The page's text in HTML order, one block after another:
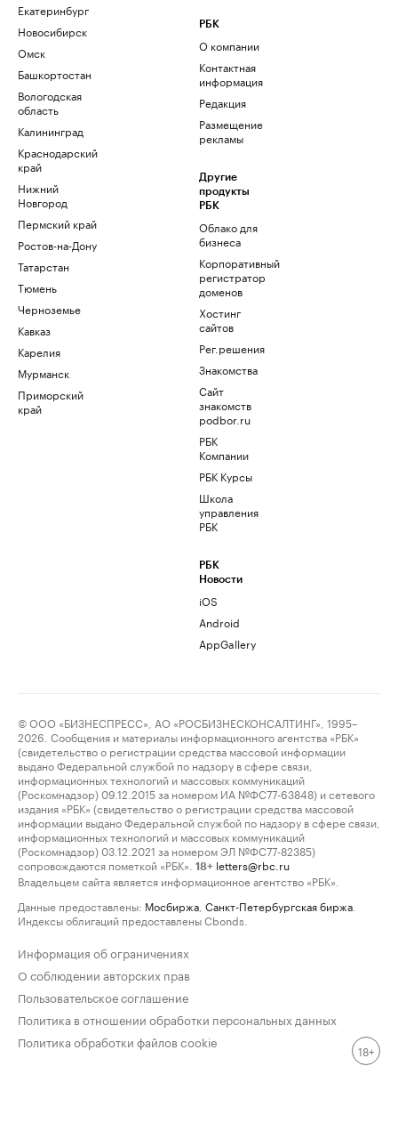
Екатеринбург
Новосибирск
Омск
Башкортостан
Вологодская
область
Калининград
Краснодарский
край
Нижний
Новгород
Пермский край
Ростов-на-Дону
Татарстан
Тюмень
Черноземье
Кавказ
Карелия
Мурманск
Приморский
край
РБК
О компании
Контактная
информация
Редакция
Размещение
рекламы
Другие
продукты
РБК
Облако для
бизнеса
Корпоративный
регистратор
доменов
Хостинг
сайтов
Рег.решения
Знакомства
Сайт
знакомств
podbor.ru
РБК
Компании
РБК Курсы
Школа
управления
РБК
РБК
Новости
iOS
Android
AppGallery
© ООО «БИЗНЕСПРЕСС», АО «РОСБИЗНЕСКОНСАЛТИНГ», 1995–
2026. Сообщения и материалы информационного агентства «РБК»
(свидетельство о регистрации средства массовой информации
выдано Федеральной службой по надзору в сфере связи,
информационных технологий и массовых коммуникаций
(Роскомнадзор) 09.12.2015 за номером ИА №ФС77-63848) и сетевого
издания «РБК» (свидетельство о регистрации средства массовой
информации выдано Федеральной службой по надзору в сфере связи,
информационных технологий и массовых коммуникаций
(Роскомнадзор) 03.12.2021 за номером ЭЛ №ФС77-82385)
сопровождаются пометкой «РБК».
18+ letters@rbc.ru
Владельцем сайта является информационное агентство «РБК».
Данные предоставлены: Мосбиржа Санкт-Петербургская биржа
Индексы облигаций предоставлены Cbonds.
Информация об ограничениях
О соблюдении авторских прав
Пользовательское соглашение
Политика в отношении обработки персональных данных
Политика обработки файлов cookie
18+